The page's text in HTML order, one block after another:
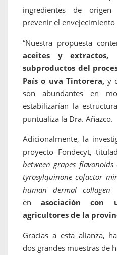
ingredientes de
prevenir el envejecimiento
“Nuestra propuesta
aceites y extractos,
subproductos del
País o uva Tintorera,y
son abundantes en
estabilizarían la
puntualiza la Dra. Añazco.
Adicionalmente, la
proyecto Fondecyt,
between grapes
tyrosylquinone cofactor
human dermal collagen
enasociación con
agricultores de la
Gracias a esta alianza,
dos grandes muestras de